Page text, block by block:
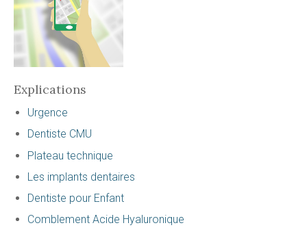
Explications
Urgence
Dentiste CMU
Plateau technique
Les implants dentaires
Dentiste pour Enfant
Comblement Acide Hyaluronique